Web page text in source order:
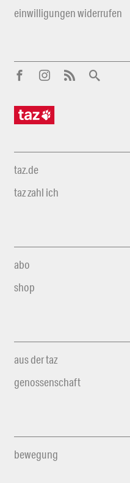
einwilligungen widerrufen
taz.de
taz zahl ich
abo
shop
aus der taz
genossenschaft
bewegung